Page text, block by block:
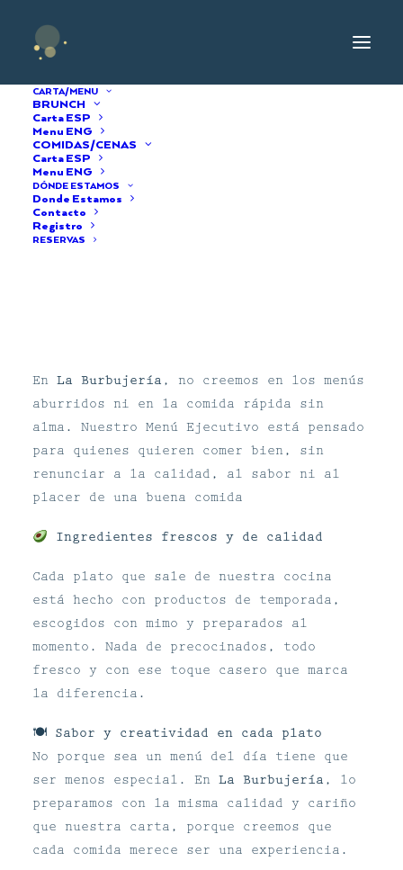
CARTA/MENU
BRUNCH
Carta ESP
Menu ENG
COMIDAS/CENAS
Carta ESP
Menu ENG
DÓNDE ESTAMOS
Donde Estamos
Contacto
Registro
RESERVAS
En La Burbujería , no creemos en los menús
aburridos ni en la comida rápida sin
alma. Nuestro Menú Ejecutivo está pensado
para quienes quieren comer bien, sin
renunciar a la calidad, al sabor ni al
placer de una buena comida
Ingredientes frescos y de calidad
Cada plato que sale de nuestra cocina
está hecho con productos de temporada,
escogidos con mimo y preparados al
momento. Nada de precocinados, todo
fresco y con ese toque casero que marca
la diferencia.
🍽 Sabor y creatividad en cada plato
No porque sea un menú del día tiene que
ser menos especial. En La Burbujería , lo
preparamos con la misma calidad y cariño
que nuestra carta, porque creemos que
cada comida merece ser una experiencia.